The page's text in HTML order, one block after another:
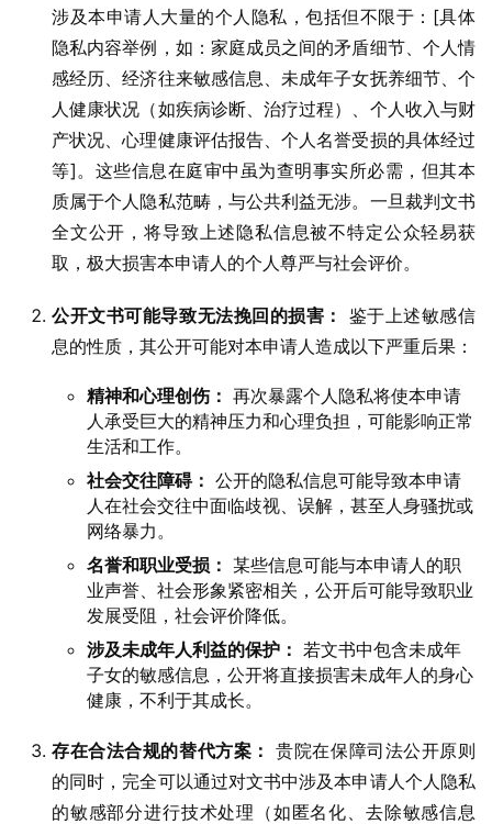
涉及本申请人大量的个人隐私，包括但不限于：[具体
隐私内容举例，如：家庭成员之间的矛盾细节、个人情
感经历、经济往来敏感信息、未成年子女抚养细节、个
人健康状况（如疾病诊断、治疗过程）、个人收入与财
产状况、心理健康评估报告、个人名誉受损的具体经过
等]。这些信息在庭审中虽为查明事实所必需，但其本
质属于个人隐私范畴，与公共利益无涉。一旦裁判文书
全文公开，将导致上述隐私信息被不特定公众轻易获
取，极大损害本申请人的个人尊严与社会评价。
公开文书可能导致无法挽回的损害：
鉴于上述敏感信
息的性质，其公开可能对本申请人造成以下严重后果：
精神和心理创伤： 再次暴露个人隐私将使本申请
人承受巨大的精神压力和心理负担，可能影响正常
生活和工作。
社会交往障碍： 公开的隐私信息可能导致本申请
人在社会交往中面临歧视、误解，甚至人身骚扰或
网络暴力。
名誉和职业受损： 某些信息可能与本申请人的职
业声誉、社会形象紧密相关，公开后可能导致职业
发展受阻，社会评价降低。
涉及未成年人利益的保护： 若文书中包含未成年
子女的敏感信息，公开将直接损害未成年人的身心
健康，不利于其成长。
存在合法合规的替代方案： 贵院在保障司法公开原则
的同时，完全可以通过对文书中涉及本申请人个人隐私
的敏感部分进行技术处理（如匿名化、去除敏感信息